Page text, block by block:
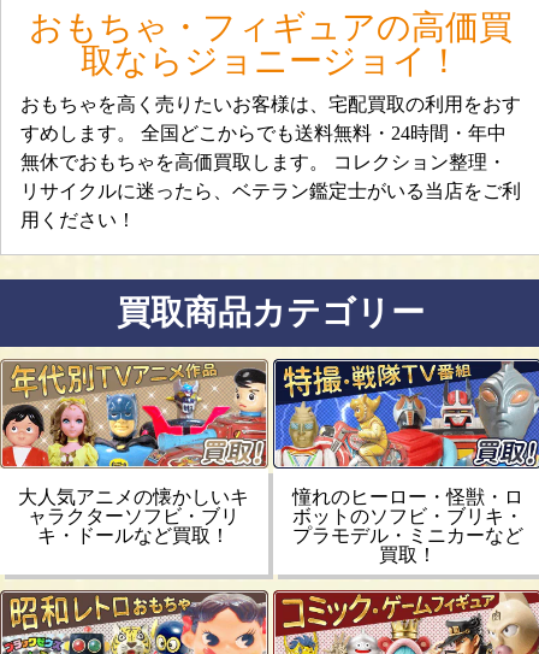
おもちゃ・フィギュアの高価買
取ならジョニージョイ！
おもちゃを高く売りたいお客様は、宅配買取の利用をおす
すめします。 全国どこからでも送料無料・24時間・年中
無休でおもちゃを高価買取します。 コレクション整理・
リサイクルに迷ったら、ベテラン鑑定士がいる当店をご利
用ください！
買取商品カテゴリー
大人気アニメの懐かしいキ
ャラクターソフビ・ブリ
キ・ドールなど買取！
憧れのヒーロー・怪獣・ロ
ボットのソフビ・ブリキ・
プラモデル・ミニカーなど
買取！